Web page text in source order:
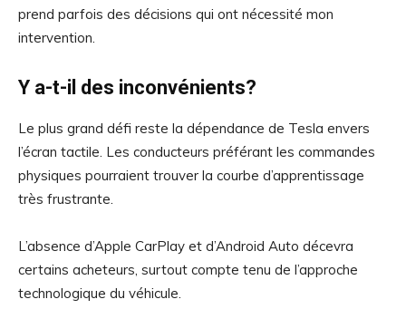
prend parfois des décisions qui ont nécessité mon
intervention.
Y a-t-il des inconvénients?
Le plus grand défi reste la dépendance de Tesla envers
l’écran tactile. Les conducteurs préférant les commandes
physiques pourraient trouver la courbe d’apprentissage
très frustrante.
L’absence d’Apple CarPlay et d’Android Auto décevra
certains acheteurs, surtout compte tenu de l’approche
technologique du véhicule.